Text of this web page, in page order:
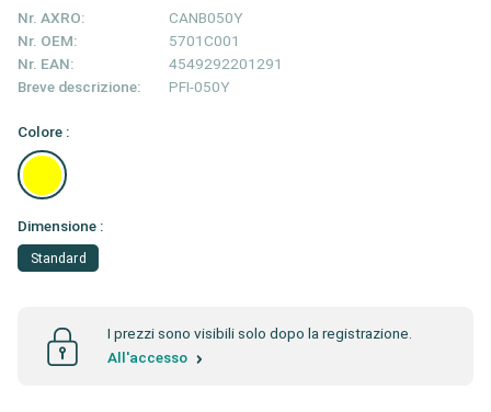
Nr. AXRO:
CANB050Y
Nr. OEM:
5701C001
Nr. EAN:
4549292201291
Breve descrizione:
PFI-050Y
Colore :
Dimensione :
Standard
I prezzi sono visibili solo dopo la registrazione.
All'accesso